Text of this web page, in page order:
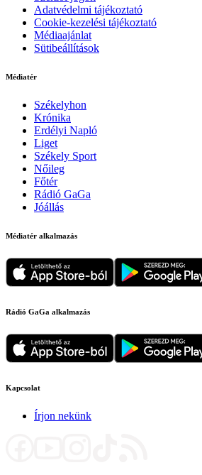
Adatvédelmi tájékoztató
Cookie-kezelési tájékoztató
Médiaajánlat
Sütibeállítások
Médiatér
Székelyhon
Krónika
Erdélyi Napló
Liget
Székely Sport
Nőileg
Főtér
Rádió GaGa
Jóállás
Médiatér alkalmazás
Rádió GaGa alkalmazás
Kapcsolat
Írjon nekünk